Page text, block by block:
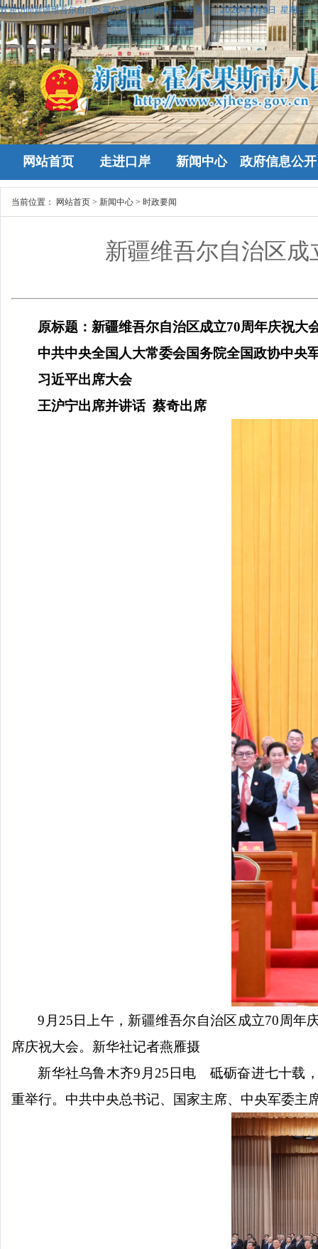
欢迎访问新疆维吾尔自治区霍尔果斯政府网站！ 今天是：2026年8月9日 星期日
网站首页 走进口岸 新闻中心 政府信息公开
当前位置： 网站首页 > 新闻中心 > 时政要闻
新疆维吾尔自治区
原标题：新疆维吾尔自治区成立70周年庆祝大
中共中央全国人大常委会国务院全国政协中央
习近平出席大会
王沪宁出席并讲话蔡奇出席
9月25日上午，新疆维吾尔自治区成立70周年
席庆祝大会。新华社记者燕雁摄
新华社乌鲁木齐9月25日电 砥砺奋进七十载
重举行。中共中央总书记、国家主席、中央军委主